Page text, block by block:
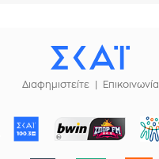
Διαφημιστείτε Επικοινωνία